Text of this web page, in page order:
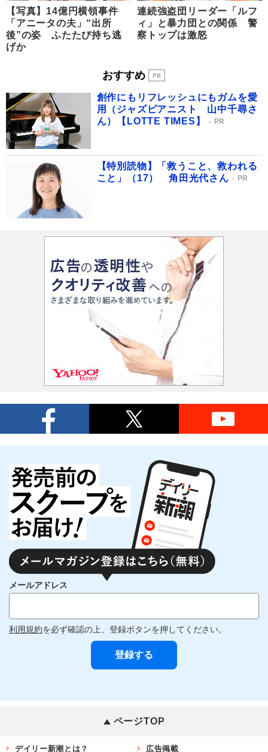
【写真】14億円横領事件
「アニータの夫」“出所
後”の姿 ふたたび持ち逃
げか
連続強盗団リーダー「ルフ
ィ」と暴力団との関係 警
察トップは激怒
おすすめ
創作にもリフレッシュにもガムを愛
用（ジャズピアニスト 山中千尋さ
ん）【LOTTE TIMES】
PR
【特別読物】「救うこと、救われる
こと」（17） 角田光代さん
PR
メールアドレス
利用規約を必ず確認の上、登録ボタンを押してください。
ページTOP
デイリー新潮とは？ 広告掲載